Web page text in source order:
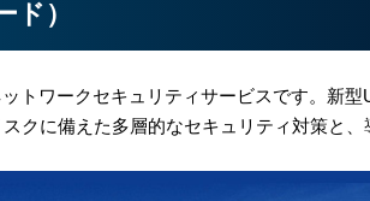
ド）
トワークセキュリティサービスです。新
クに備えた多層的なセキュリティ対策と、